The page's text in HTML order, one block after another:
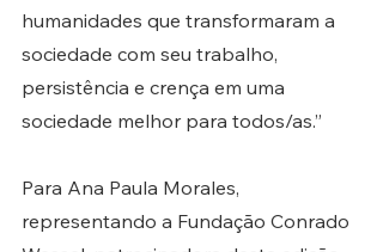
humanidades que transformaram a
sociedade com seu trabalho,
persistência e crença em uma
sociedade melhor para todos/as.”
Para Ana Paula Morales,
representando a Fundação Conrado